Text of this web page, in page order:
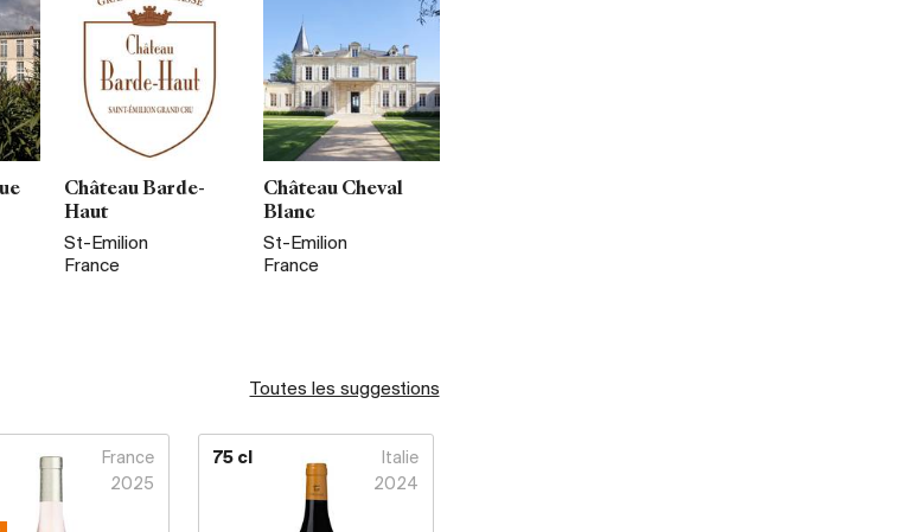
Château Barde-
Haut
St-Emilion
France
Château Cheval
Blanc
St-Emilion
France
Toutes les suggestions
France
2025
75 cl
Italie
2024